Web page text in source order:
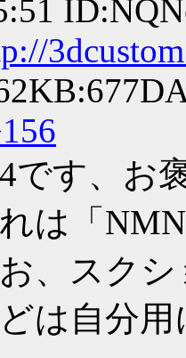
です、お
は「
、スク
は自分